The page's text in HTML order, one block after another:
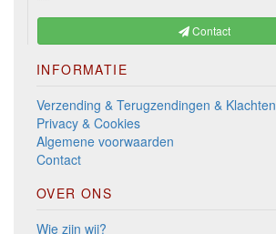
Contact
INFORMATIE
Verzending & Terugzendingen & Klachten
Privacy & Cookies
Algemene voorwaarden
Contact
OVER ONS
Wie zijn wij?